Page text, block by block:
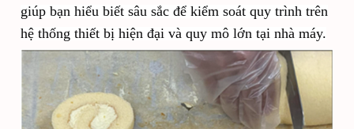
giúp bạn hiểu biết sâu sắc để kiểm soát quy trình trên
hệ thống thiết bị hiện đại và quy mô lớn tại nhà máy.